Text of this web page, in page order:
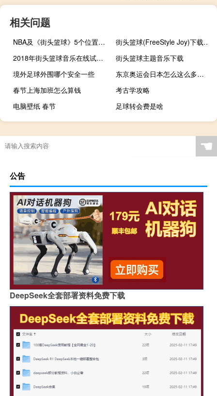
相关问题
NBA及《街头篮球》5个位置的详细介绍
街头篮球(FreeStyle Joy)下载(电脑、安卓和IOS所有版本)
2018年街头篮球音乐在线试听及下载
街头篮球主题音乐下载
境外足球外围哪个安全一些
东京奥运会日本怎么这么多金牌
春节上海加班怎么算钱
考古学攻略
电脑壁纸 春节
足球转会费是啥
拜年事初几
福清哪里有篮球场打球
最终幻想三手机下载教程
保卫萝卜1怎么账号登录 ☚
公告
DeepSeek全套部署资料免费下载